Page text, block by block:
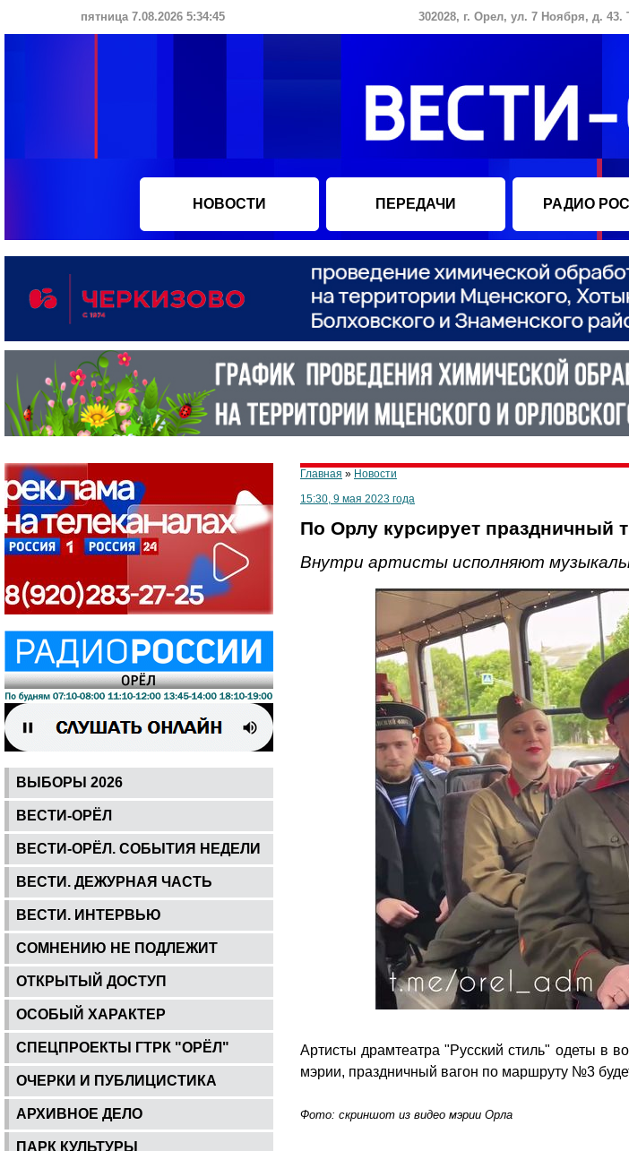
пятница 7.08.2026 5:34:46 302028, г. Орел, ул. 7 Ноября, д. 43.
НОВОСТИ ПЕРЕДАЧИ РАДИО
ВЫБОРЫ 2026
ВЕСТИ-ОРЁЛ
ВЕСТИ-ОРЁЛ. СОБЫТИЯ НЕДЕЛИ
ВЕСТИ. ДЕЖУРНАЯ ЧАСТЬ
ВЕСТИ. ИНТЕРВЬЮ
СОМНЕНИЮ НЕ ПОДЛЕЖИТ
ОТКРЫТЫЙ ДОСТУП
ОСОБЫЙ ХАРАКТЕР
СПЕЦПРОЕКТЫ ГТРК "ОРЁЛ"
ОЧЕРКИ И ПУБЛИЦИСТИКА
АРХИВНОЕ ДЕЛО
ПАРК КУЛЬТУРЫ
Главная » Новости
15:30, 9 мая 2023 года
По Орлу курсирует праздничный
Внутри артисты исполняют
Артисты драмтеатра"Русский стиль" одеты в
мэрии, праздничный вагон по маршруту №3
Фото: скриншот из видео мэрии Орла